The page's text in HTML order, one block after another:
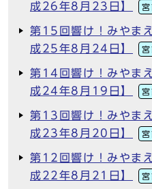
成26年8月23日】
宮
第15回響け！みやま
成25年8月24日】
宮
第14回響け！みやま
成24年8月19日】
宮
第13回響け！みやま
成23年8月20日】
宮
第12回響け！みやま
成22年8月21日】
宮